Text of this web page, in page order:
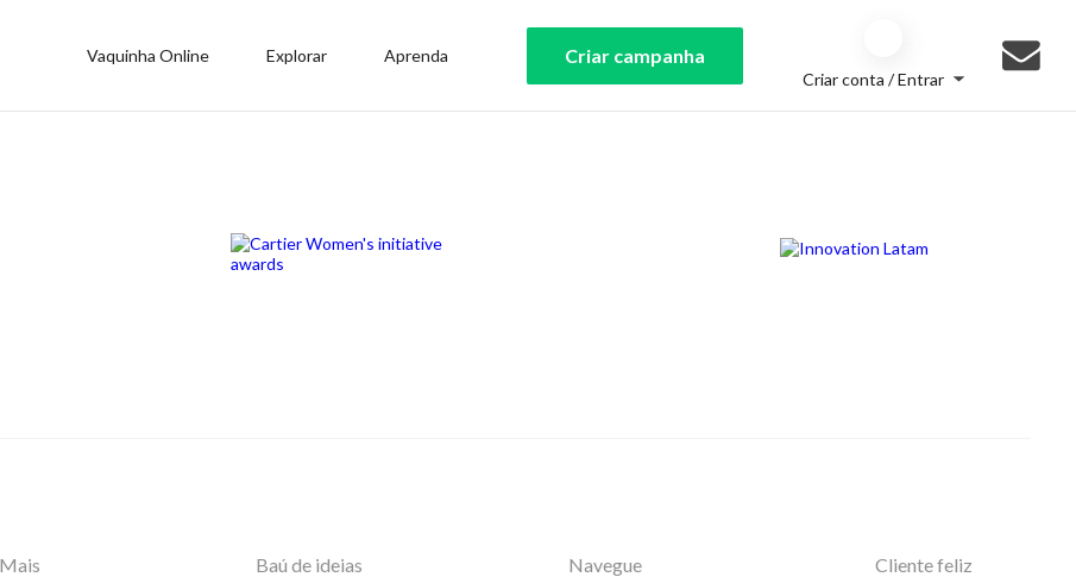
Vaquinha Online Explorar Aprenda Criar campanha
Criar conta / Entrar
Baú de ideias Navegue Cliente feliz